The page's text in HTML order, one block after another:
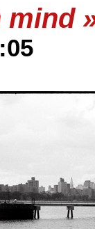
mind